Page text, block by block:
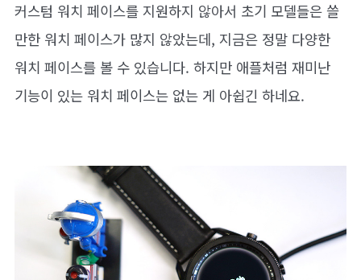
커스텀 워치 페이스를 지원하지 않아서 초기 모델들은 쓸
만한 워치 페이스가 많지 않았는데, 지금은 정말 다양한
워치 페이스를 볼 수 있습니다. 하지만 애플처럼 재미난
기능이 있는 워치 페이스는 없는 게 아쉽긴 하네요.